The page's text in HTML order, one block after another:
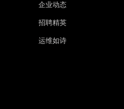
企业动态
招聘精英
运维如诗